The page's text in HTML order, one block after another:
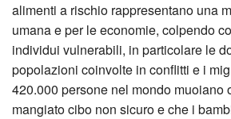
alimenti a rischio rappresentano una
umana e per le economie, colpendo
individui vulnerabili, in particolare le
popolazioni coinvolte in conflitti e i
420.000 persone nel mondo muoiano
mangiato cibo non sicuro e che i